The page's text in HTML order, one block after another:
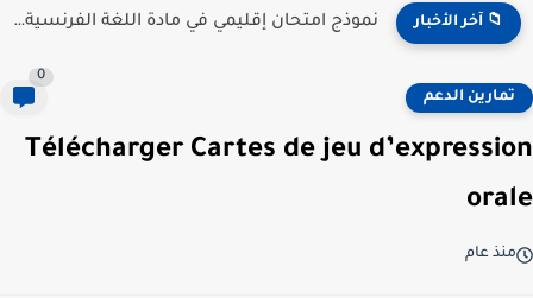
📁 آخر الأخبار نموذج امتحان إقليمي في مادة اللغة الفرنسية للمستوى السادس...
تمارين الدعم
0
Télécharger Cartes de jeu d’expression
orale
منذ عام